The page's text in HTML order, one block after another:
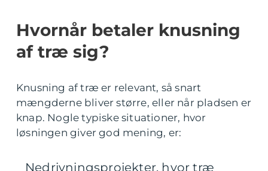
Hvornår betaler knusning
af træ sig?
Knusning af træ er relevant, så snart
mængderne bliver større, eller når pladsen er
knap. Nogle typiske situationer, hvor
løsningen giver god mening, er:
Nedrivningsprojekter, hvor træ